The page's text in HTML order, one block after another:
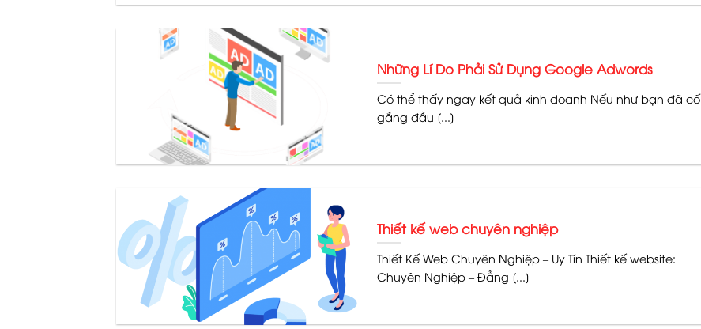
Những Lí Do Phải Sử Dụng Google Adwords
Có thể thấy ngay kết quả kinh doanh Nếu như bạn đã cố
gắng đầu [...]
Thiết kế web chuyên nghiệp
Thiết Kế Web Chuyên Nghiệp – Uy Tín Thiết kế website:
Chuyên Nghiệp – Đẳng [...]